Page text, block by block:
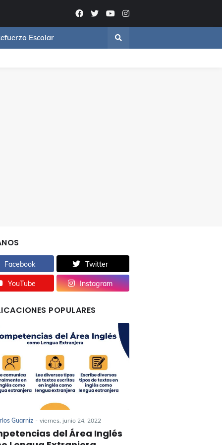
Escolar
Facebook Twitter
YouTube Instagram
POPULARES
Guarniz - viernes, junio 24, 2022
del Área Inglés